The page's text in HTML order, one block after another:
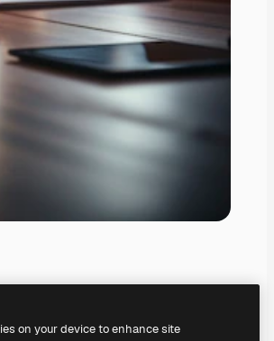
on your device to enhance site